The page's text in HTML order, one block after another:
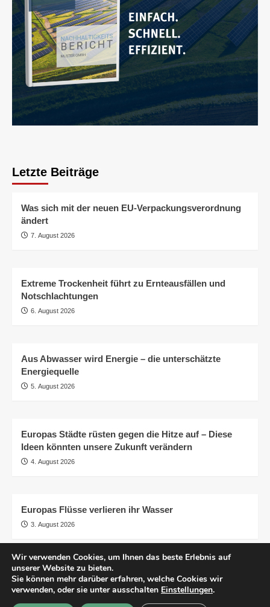
Letzte Beiträge
Was sich mit der neuen EU-Verpackungsverordnung
ändert
7. August 2026
Extreme Trockenheit führt zu Ernteausfällen und
Notschlachtungen
6. August 2026
Aus Abwasser wird Energie – die unterschätzte
Energiequelle
5. August 2026
Europas Städte rüsten gegen die Hitze auf – Diese
Ideen könnten unsere Zukunft verändern
4. August 2026
Europas Flüsse verlieren ihr Wasser
3. August 2026
AGB Impressum
Transparenz
© pro.earth
Wir verwenden Cookies, um Ihnen das beste Erlebnis auf
unserer Website zu bieten.
Sie können mehr darüber erfahren, welche Cookies wir
verwenden, oder sie unter ausschalten Einstellungen.